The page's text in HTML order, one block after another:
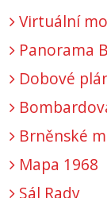
Virtuální
Panorama
Dobové
Brněnské
Mapa 1968
Sál Rady